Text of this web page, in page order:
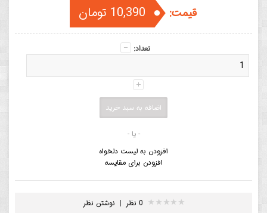
قیمت: 10,390 تومان
تعداد:
- یا -
افزودن به لیست دلخواه
افزودن برای مقایسه
0 نظر | نوشتن نظر